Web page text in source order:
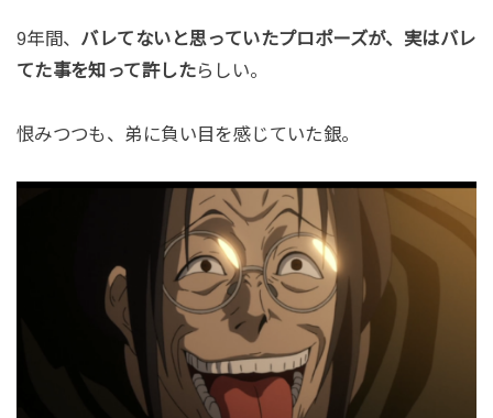
9年間、 バレてないと思っていたプロポーズが、実はバレ
てた事を知って許したらしい。
恨みつつも、弟に負い目を感じていた銀。